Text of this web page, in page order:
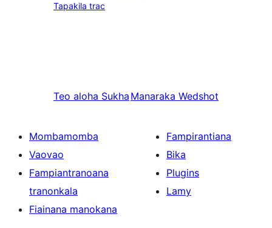
Tapakila trac
Teo aloha Sukha Manaraka Wedshot
Mombamomba
Vaovao
Fampiantranoana
tranonkala
Fiainana manokana
Fampirantiana
Bika
Plugins
Lamy